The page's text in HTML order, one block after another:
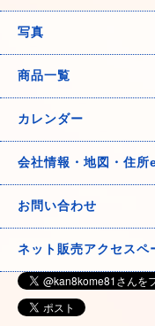
写真
商品一覧
カレンダー
会社情報・地図・住所
お問い合わせ
ネット販売アクセスペ